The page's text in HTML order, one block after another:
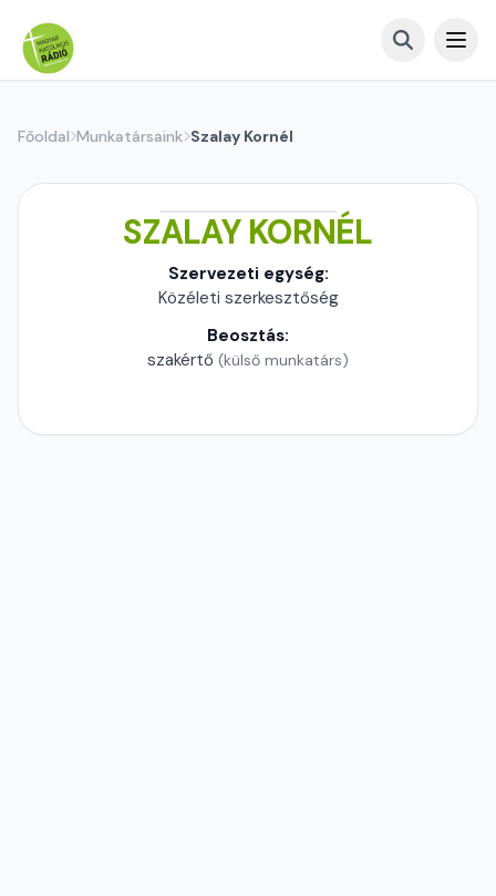
Főoldal Munkatársaink Szalay Kornél
SZALAY KORNÉL
Szervezeti egység:
Közéleti szerkesztőség
Beosztás:
szakértő (külső munkatárs)